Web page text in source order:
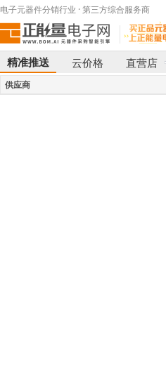
电子元器件分销行业 · 第三方综合服务商
精准推送 云价格 直营店
供应商
}